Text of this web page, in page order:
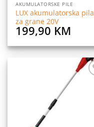
AKUMULATORSKE PILE
LUX akumulatorska pila
za grane 20V
199,90 KM